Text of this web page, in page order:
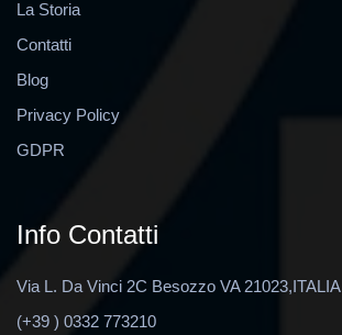
La Storia
Contatti
Blog
Privacy Policy
GDPR
Info Contatti
Via L. Da Vinci 2C Besozzo VA 21023,ITALIA
(+39 ) 0332 773210